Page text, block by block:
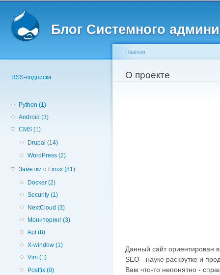
Блог Системного
RSS-подписка
Python (1)
Android (3)
CMS (1)
Drupal (14)
WordPress (2)
Заметки о Linux (81)
Docker (2)
Security (1)
NextCloud (3)
Мониторинг (3)
Apt (8)
X-window (1)
Vim (1)
Postfix (0)
Вы здесь
Главная
О проекте
Данный сайт ориентирован
SEO - науке раскрутке и
Вам что-то непонятно -